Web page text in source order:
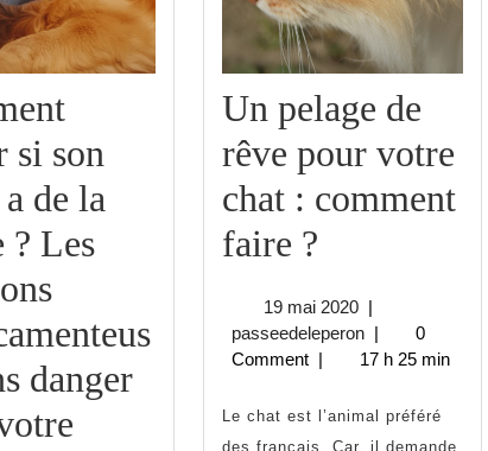
si son
de la
? Les
danger
Un pelage de
rêve pour votre
chat : comment
faire ?
de
rêve
pour
19 mai 202019
mai
2020
|
passeedeleperonpasseedeleperon
|
0
Comment | 17 h 25 min
Le chat est l’animal préféré
des français. Car, il demande